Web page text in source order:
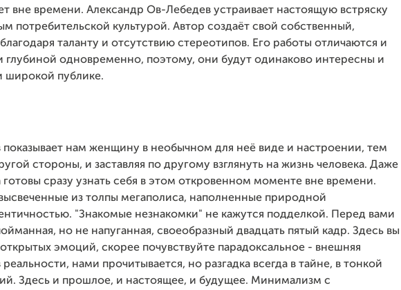
вне времени. Александр Ов-Лебедев устраивает настоящую встряску
потребительской культурой. Автор создаёт свой собственный,
таланту и отсутствию стереотипов. Его работы отличаются и
одновременно, поэтому, они будут одинаково интересны и
широкой публике.
нам женщину в необычном для неё виде и настроении, тем
стороны, и заставляя по другому взглянуть на жизнь человека. Даже
сразу узнать себя в этом откровенном моменте вне времени.
из толпы мегаполиса, наполненные природной
"Знакомые незнакомки" не кажутся подделкой. Перед вами
но не напуганная, своеобразный двадцать пятый кадр. Здесь вы
эмоций, скорее почувствуйте парадоксальное - внешняя
нами прочитывается, но разгадка всегда в тайне, в тонкой
Здесь и прошлое, и настоящее, и будущее. Минимализм с